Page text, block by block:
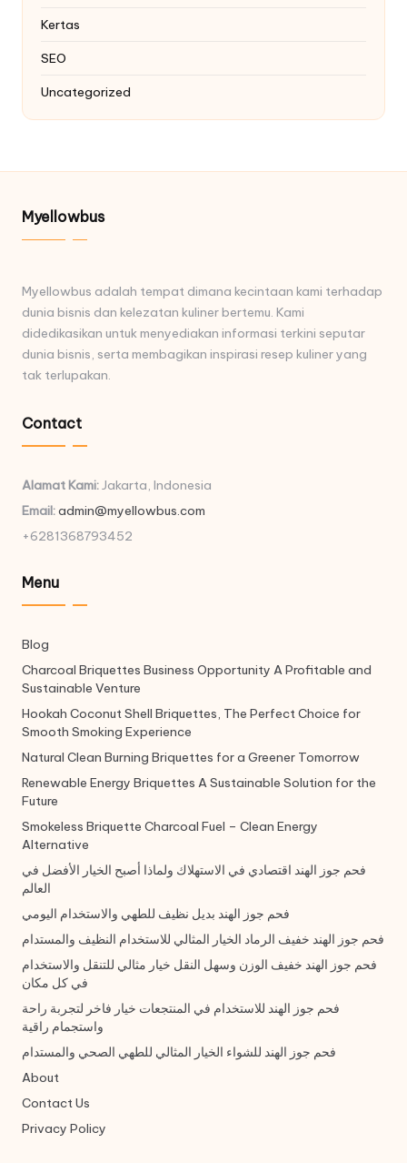
Kertas
SEO
Uncategorized
Myellowbus
Myellowbus adalah tempat dimana kecintaan kami terhadap
dunia bisnis dan kelezatan kuliner bertemu. Kami
didedikasikan untuk menyediakan informasi terkini seputar
dunia bisnis, serta membagikan inspirasi resep kuliner yang
tak terlupakan.
Contact
Alamat Kami:Jakarta, Indonesia
Email:admin@myellowbus.com
+6281368793452
Menu
Blog
Charcoal Briquettes Business Opportunity A Profitable and
Sustainable Venture
Hookah Coconut Shell Briquettes, The Perfect Choice for
Smooth Smoking Experience
Natural Clean Burning Briquettes for a Greener Tomorrow
Renewable Energy Briquettes A Sustainable Solution for the
Future
Smokeless Briquette Charcoal Fuel – Clean Energy
Alternative
فحم جوز الهند اقتصادي في الاستهلاك ولماذا أصبح الخيار الأفضل في
العالم
فحم جوز الهند بديل نظيف للطهي والاستخدام اليومي
فحم جوز الهند خفيف الرماد الخيار المثالي للاستخدام النظيف والمستدام
فحم جوز الهند خفيف الوزن وسهل النقل خيار مثالي للتنقل والاستخدام
في كل مكان
فحم جوز الهند للاستخدام في المنتجعات خيار فاخر لتجربة راحة
واستجمام راقية
فحم جوز الهند للشواء الخيار المثالي للطهي الصحي والمستدام
About
Contact Us
Privacy Policy